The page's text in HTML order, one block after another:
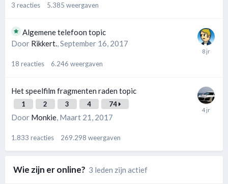
3 reacties 5.385 weergaven
Algemene telefoon topic
Door Rikkert.,September 16, 2017
18 reacties 6.246 weergaven
Het speelfilm fragmenten raden topic
1 2 3 4 74
Door Monkie, Maart 21, 2017
1.833 reacties 269.298 weergaven
Wie zijn er online? 3 leden zijn actief